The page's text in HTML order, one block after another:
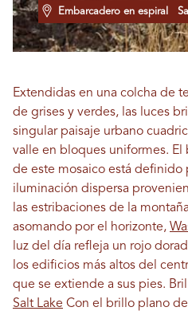
Embarcadero en espiral
Extendidas en una colcha de
de grises y verdes, las luces
singular paisaje urbano
valle en bloques uniformes.
de este mosaico está definido
iluminación dispersa
las estribaciones de la
asomando por el horizonte,
luz del día refleja un rojo
los edificios más altos del
que se extiende a sus pies.
Salt Lake Con el brillo plano